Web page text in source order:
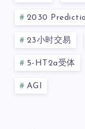
2030
23小时交易
5-HT2a受体
AGI